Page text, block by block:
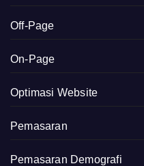
Off-Page
On-Page
Optimasi Website
Pemasaran
Pemasaran Demografi